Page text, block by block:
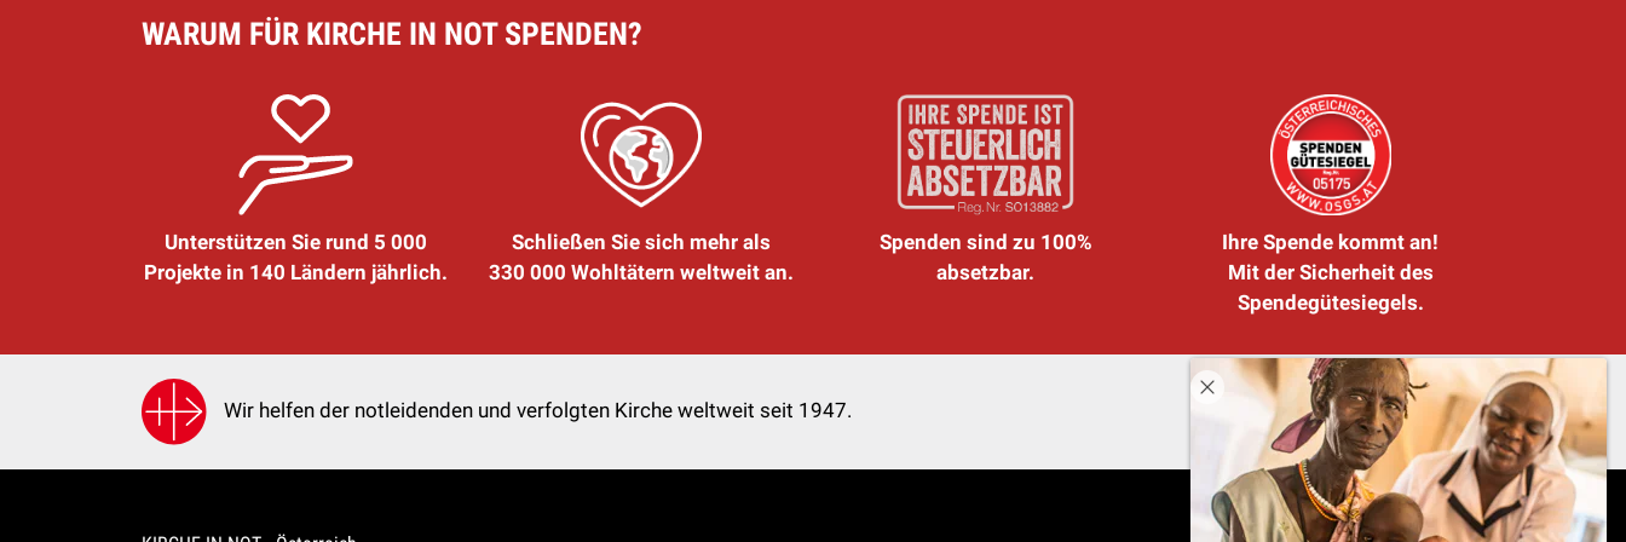
WARUM FÜR KIRCHE IN NOT SPENDEN?
Unterstützen Sie rund 5 000
Projekte in 140 Ländern jährlich.
Schließen Sie sich mehr als
330 000 Wohltätern weltweit an.
Spenden sind zu 100%
absetzbar.
Ihre Spende kommt an!
Mit der Sicherheit des
Spendegütesiegels.
Wir helfen der notleidenden und verfolgten Kirche weltweit seit 1947.